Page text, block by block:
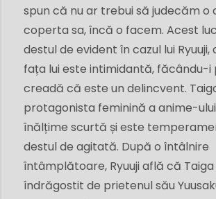
spun că nu ar trebui să judecăm o
coperta sa, încă o facem. Acest
destul de evident în cazul lui
fața lui este intimidantă, făcându-i
creadă că este un delincvent.
protagonista feminină a anime-
înălțime scurtă și este
destul de agitată. După o întâlnire
întâmplătoare, Ryuuji află că
îndrăgostit de prietenul său